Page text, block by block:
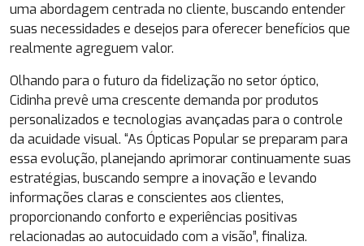
uma abordagem centrada no cliente, buscando entender
suas necessidades e desejos para oferecer benefícios que
realmente agreguem valor.
Olhando para o futuro da fidelização no setor óptico,
Cidinha prevê uma crescente demanda por produtos
personalizados e tecnologias avançadas para o controle
da acuidade visual. “As Ópticas Popular se preparam para
essa evolução, planejando aprimorar continuamente suas
estratégias, buscando sempre a inovação e levando
informações claras e conscientes aos clientes,
proporcionando conforto e experiências positivas
relacionadas ao autocuidado com a visão”, finaliza.